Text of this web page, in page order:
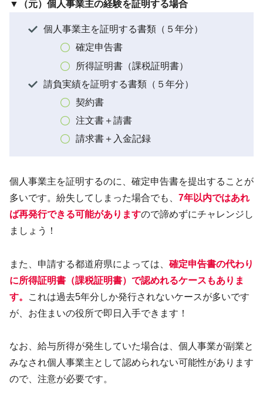
▼（元）個人事業主の経験を証明する場合
個人事業主を証明する書類（５年分）
確定申告書
所得証明書（課税証明書）
請負実績を証明する書類（５年分）
契約書
注文書＋請書
請求書＋入金記録
個人事業主を証明するのに、確定申告書を提出することが
多いです。紛失してしまった場合でも、 7年以内ではあれ
ば再発行できる可能がありますので諦めずにチャレンジし
ましょう！
また、申請する都道府県によっては、 確定申告書の代わり
に所得証明書（課税証明書）で認めれるケースもありま
す。
これは過去5年分しか発行されないケースが多いです
が、お住まいの役所で即日入手できます！
なお、給与所得が発生していた場合は、個人事業が副業と
みなされ個人事業主として認められない可能性があります
ので、注意が必要です。